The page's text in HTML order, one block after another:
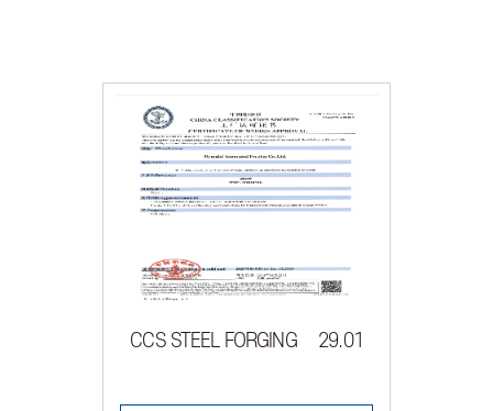
CCS STEEL FORGING 29.01